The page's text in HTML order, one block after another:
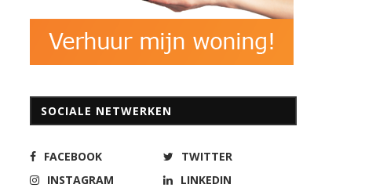
SOCIALE NETWERKEN
FACEBOOK
TWITTER
INSTAGRAM
LINKEDIN